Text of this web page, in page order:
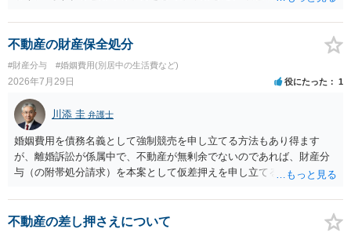
不動産の財産保全処分
#財産分与 #婚姻費用(別居中の生活費など)
2026年7月29日 役にたった 1
川添 圭 弁護士
婚姻費用を債務名義として強制競売を申し立てる方法もあり得ます
が、離婚訴訟が係属中で、不動産が無剰余でないのであれば、財産分
与（の附帯処分請求）を本案として仮差押えを申し立てる（法的には
えられます。弁護士へ依頼しているのであれば、担当弁護士とよく相
談してください。
不動産の差し押さえについて